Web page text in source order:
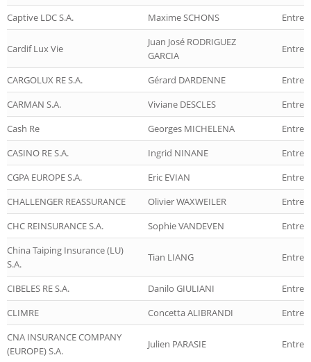
Captive LDC S.A. Maxime SCHONS
Cardif Lux Vie
Juan José RODRIGUEZ
GARCIA
CARGOLUX RE S.A. Gérard DARDENNE
CARMAN S.A.
Viviane DESCLES
Cash Re
Georges MICHELENA
CASINO RE S.A.
Ingrid NINANE
CGPA EUROPE S.A.
Eric EVIAN
CHALLENGER REASSURANCE
Olivier WAXWEILER
CHC REINSURANCE S.A.
Sophie VANDEVEN
China Taiping Insurance (LU)
S.A.
Tian LIANG
CIBELES RE S.A. Danilo GIULIANI
CLIMRE
Concetta ALIBRANDI
CNA INSURANCE COMPANY
(EUROPE) S.A.
Julien PARASIE